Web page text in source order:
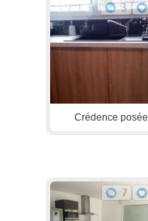
3
Crédence posée
7